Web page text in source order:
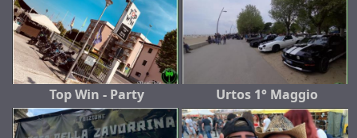
Top Win - Party Urtos 1° Maggio